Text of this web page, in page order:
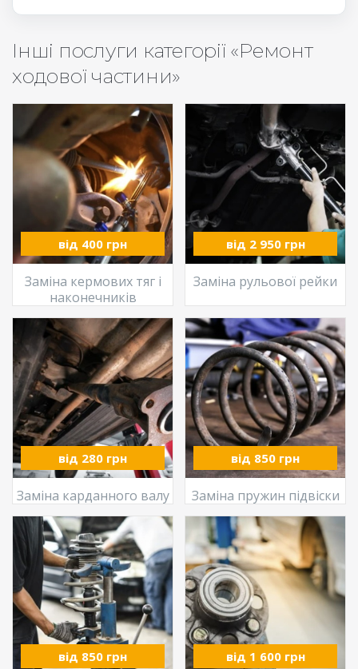
Інші послуги категорії «Ремонт
ходової частини»
від 400 грн
Заміна кермових тяг і
наконечників
від 2 950 грн
Заміна рульової рейки
від 280 грн
Заміна карданного валу
від 850 грн
Заміна пружин підвіски
від 850 грн від 1 600 грн